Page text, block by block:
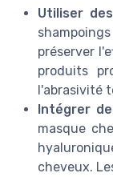
Utiliser
préserver
produits
l'abrasivité
Intégrer
masque
cheveux.